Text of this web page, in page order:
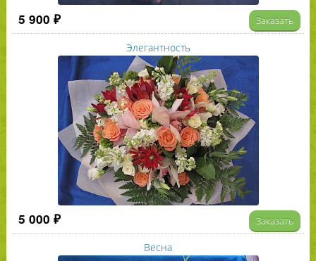
5 900 ₽ Заказать
Элегантность
5 000 ₽ Заказать
Весна